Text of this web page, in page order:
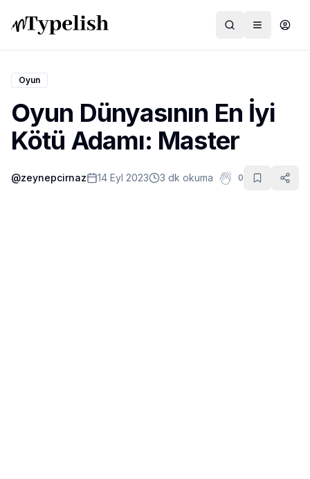
Dünya
Film ve Dizi
Kültür ve Sanat
Oyun
Oyun Dünyasının En İyi
Kötü Adamı: Master
@zeynepcirnaz 14 Eyl 2023 3 dk okuma 0